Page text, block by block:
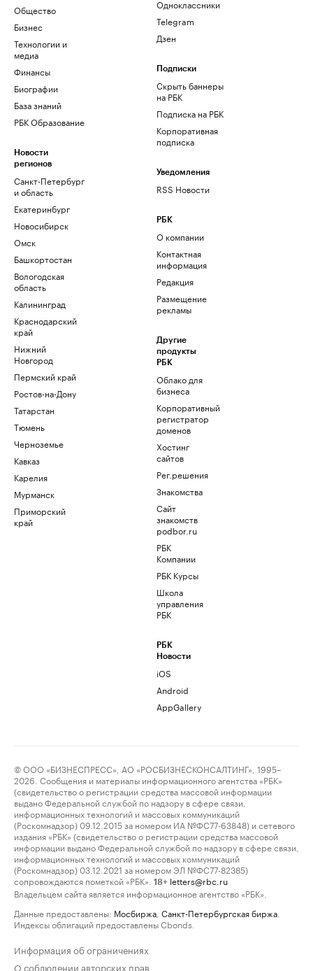
Общество
Бизнес
Технологии и
медиа
Финансы
Биографии
База знаний
РБК Образование
Новости
регионов
Санкт-Петербург
и область
Екатеринбург
Новосибирск
Омск
Башкортостан
Вологодская
область
Калининград
Краснодарский
край
Нижний
Новгород
Пермский край
Ростов-на-Дону
Татарстан
Тюмень
Черноземье
Кавказ
Карелия
Мурманск
Приморский
край
Одноклассники
Telegram
Дзен
Подписки
Скрыть баннеры
на РБК
Подписка на РБК
Корпоративная
подписка
Уведомления
RSS Новости
РБК
О компании
Контактная
информация
Редакция
Размещение
рекламы
Другие
продукты
РБК
Облако для
бизнеса
Корпоративный
регистратор
доменов
Хостинг
сайтов
Рег.решения
Знакомства
Сайт
знакомств
podbor.ru
РБК
Компании
РБК Курсы
Школа
управления
РБК
РБК
Новости
iOS
Android
AppGallery
© ООО «БИЗНЕСПРЕСС», АО «РОСБИЗНЕСКОНСАЛТИНГ», 1995–
2026. Сообщения и материалы информационного агентства «РБК»
(свидетельство о регистрации средства массовой информации
выдано Федеральной службой по надзору в сфере связи,
информационных технологий и массовых коммуникаций
(Роскомнадзор) 09.12.2015 за номером ИА №ФС77-63848) и сетевого
издания «РБК» (свидетельство о регистрации средства массовой
информации выдано Федеральной службой по надзору в сфере связи,
информационных технологий и массовых коммуникаций
(Роскомнадзор) 03.12.2021 за номером ЭЛ №ФС77-82385)
сопровождаются пометкой «РБК».
18+ letters@rbc.ru
Владельцем сайта является информационное агентство «РБК».
Данные предоставлены: Мосбиржа Санкт-Петербургская биржа
Индексы облигаций предоставлены Cbonds.
Информация об ограничениях
О соблюдении авторских прав